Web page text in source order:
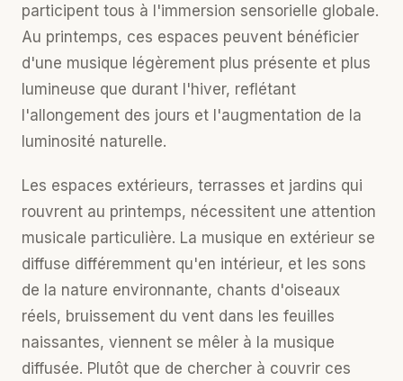
participent tous à l'immersion sensorielle globale.
Au printemps, ces espaces peuvent bénéficier
d'une musique légèrement plus présente et plus
lumineuse que durant l'hiver, reflétant
l'allongement des jours et l'augmentation de la
luminosité naturelle.
Les espaces extérieurs, terrasses et jardins qui
rouvrent au printemps, nécessitent une attention
musicale particulière. La musique en extérieur se
diffuse différemment qu'en intérieur, et les sons
de la nature environnante, chants d'oiseaux
réels, bruissement du vent dans les feuilles
naissantes, viennent se mêler à la musique
diffusée. Plutôt que de chercher à couvrir ces